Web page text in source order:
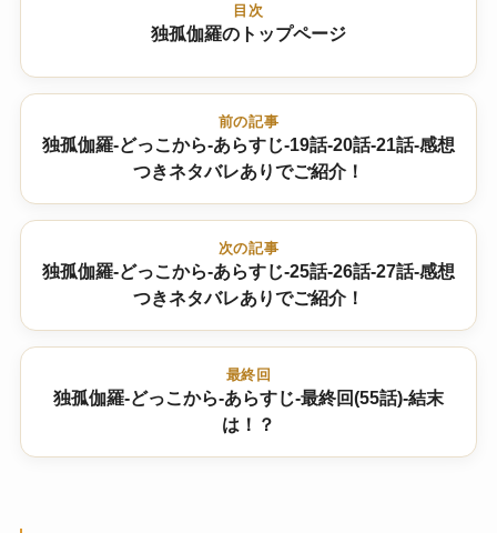
目次
独孤伽羅のトップページ
前の記事
独孤伽羅-どっこから-あらすじ-19話-20話-21話-感想
つきネタバレありでご紹介！
次の記事
独孤伽羅-どっこから-あらすじ-25話-26話-27話-感想
つきネタバレありでご紹介！
最終回
独孤伽羅-どっこから-あらすじ-最終回(55話)-結末
は！？